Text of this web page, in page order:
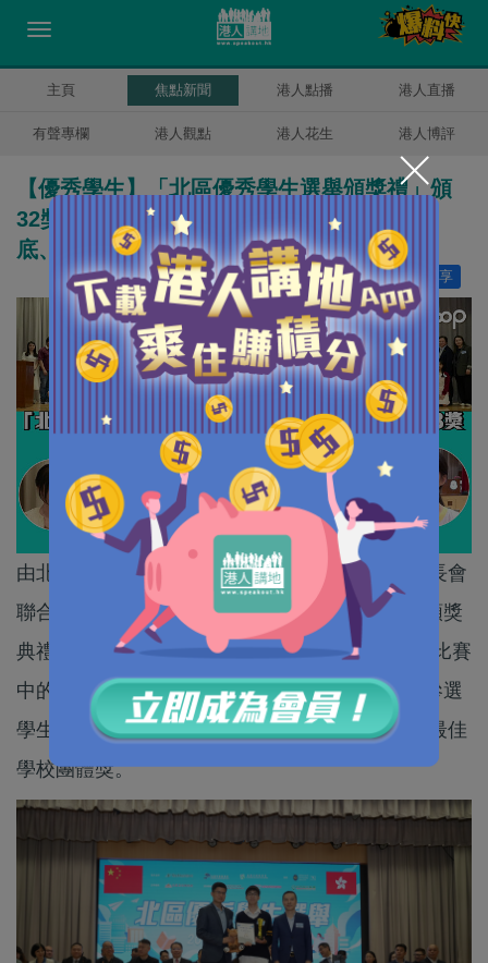
主頁 焦點新聞 港人點播 港人直播
有聲專欄 港人觀點 港人花生 港人博評
【優秀學生】「北區優秀學生選舉頒獎禮」頒
32獎 鄧顯中學奪8獎 大會：學生扎實學問功
底、慎思明辨 駕馭AI 未來可期
分享
讚好 18
由北區青年協會、北區中學校長會及北區小學校長會
聯合舉辦的「2025-2026年度北區優秀學生選舉頒獎
典禮」今日（13日）舉行。32名中小學生憑著在比賽
中的突出表現，從北區47間學校、超過500名的參選
學生中脫穎而出，獲得嘉許。另有兩間學校榮獲最佳
學校團體獎。